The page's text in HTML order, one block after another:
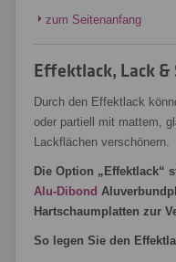
zum Seitenanfang
Effektlack, Lack &
Durch den Effektlack
oder partiell mit mattem,
Lackflächen verschönern.
Die Option „Effektlack“
Alu-Dibond
Hartschaumplatten zur
So legen Sie den